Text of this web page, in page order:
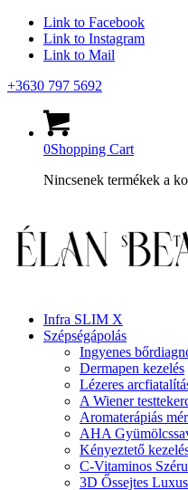
Link to Facebook
Link to Instagram
Link to Mail
+3630 797 5692
0Shopping Cart
Nincsenek termékek a
Infra SLIM X
Szépségápolás
Ingyenes
Dermapen kezelés
Lézeres
A Wiener
Aromaterápiás
AHA
Kényeztető
C-Vitaminos
3D Őssejtes